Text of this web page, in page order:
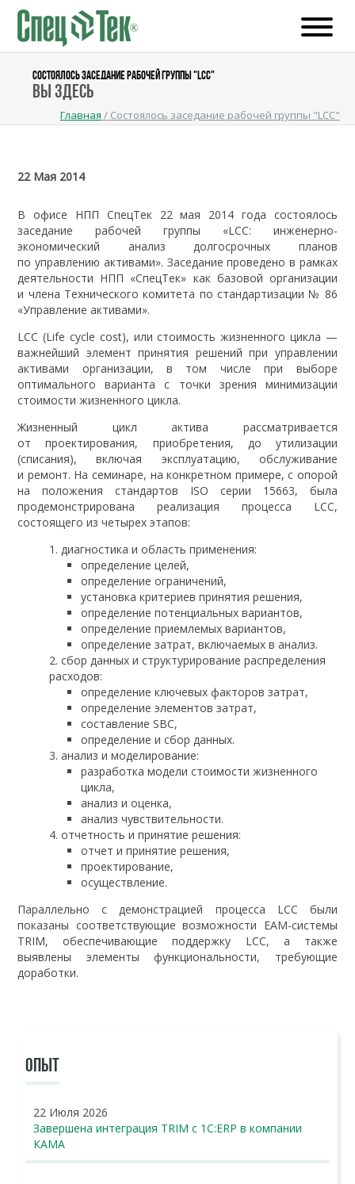
СОСТОЯЛОСЬ ЗАСЕДАНИЕ РАБОЧЕЙ ГРУППЫ "LCC"
Вы здесь
Главная / Состоялось заседание рабочей группы "LCC"
22 Мая 2014
В офисе НПП СпецТек 22 мая 2014 года состоялось
заседание рабочей группы «LCC: инженерно-
экономический анализ долгосрочных планов
по управлению активами». Заседание проведено в рамках
деятельности НПП «СпецТек» как базовой организации
и члена Технического комитета по стандартизации № 86
«Управление активами».
LCC (Life cycle cost), или стоимость жизненного цикла —
важнейший элемент принятия решений при управлении
активами организации, в том числе при выборе
оптимального варианта с точки зрения минимизации
стоимости жизненного цикла.
Жизненный цикл актива рассматривается
от проектирования, приобретения, до утилизации
(списания), включая эксплуатацию, обслуживание
и ремонт. На семинаре, на конкретном примере, с опорой
на положения стандартов ISO серии 15663, была
продемонстрирована реализация процесса LCC,
состоящего из четырех этапов:
диагностика и область применения:
определение целей,
определение ограничений,
установка критериев принятия решения,
определение потенциальных вариантов,
определение приемлемых вариантов,
определение затрат, включаемых в анализ.
сбор данных и структурирование распределения
расходов:
определение ключевых факторов затрат,
определение элементов затрат,
составление SBC,
определение и сбор данных.
анализ и моделирование:
разработка модели стоимости жизненного
цикла,
анализ и оценка,
анализ чувствительности.
отчетность и принятие решения:
отчет и принятие решения,
проектирование,
осуществление.
Параллельно с демонстрацией процесса LCC были
показаны соответствующие возможности EAM-системы
TRIM, обеспечивающие поддержку LCC, а также
выявлены элементы функциональности, требующие
доработки.
ОПЫТ
22 Июля 2026
Завершена интеграция TRIM с 1С:ERP в компании
КАМА